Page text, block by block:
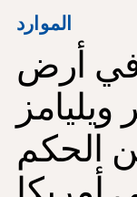
الموارد
في أرض
الحكم